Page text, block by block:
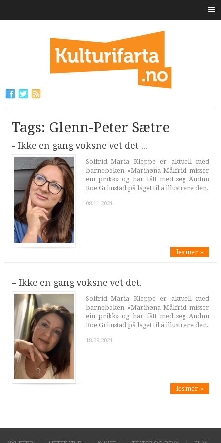
Tags: Glenn-Peter Sætre
- Ikke en gang voksne vet det ...
Solfrid Maria Kleppe er aktuell med
barneboken «Marihøna Målfrid misser
ein prikk» og har fått med seg Audun
Roe Grimstad på laget til å illustrere den.
08.11.2024
les mer »
– Ikke en gang voksne vet det.
Solfrid Maria Kleppe er aktuell med
barneboken «Marihøna Målfrid misser
ein prikk» og har fått med seg Audun
Roe Grimstad på laget til å illustrere den.
18.09.2024
les mer »